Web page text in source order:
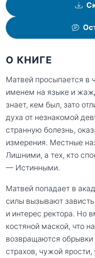
О КНИГЕ
Матвей просыпается в
именем на языке и
знает, кем был, зато
духа от незнакомой
странную болезнь,
измерения. Местные
Лишними, а тех, кто
— Истинными.
Матвей попадает в
силы вызывают зависть
и интерес ректора. Но
костяной маской, что
возвращаются
страхов, чужой